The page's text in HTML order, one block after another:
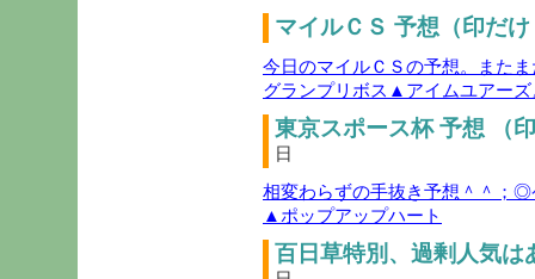
マイルＣＳ 予想（印だ
今日のマイルＣＳの予想。また
グランプリボス▲アイムユアー
東京スポース杯 予想 （
日
相変わらずの手抜き予想＾＾；
▲ポップアップハート
百日草特別、過剰人気